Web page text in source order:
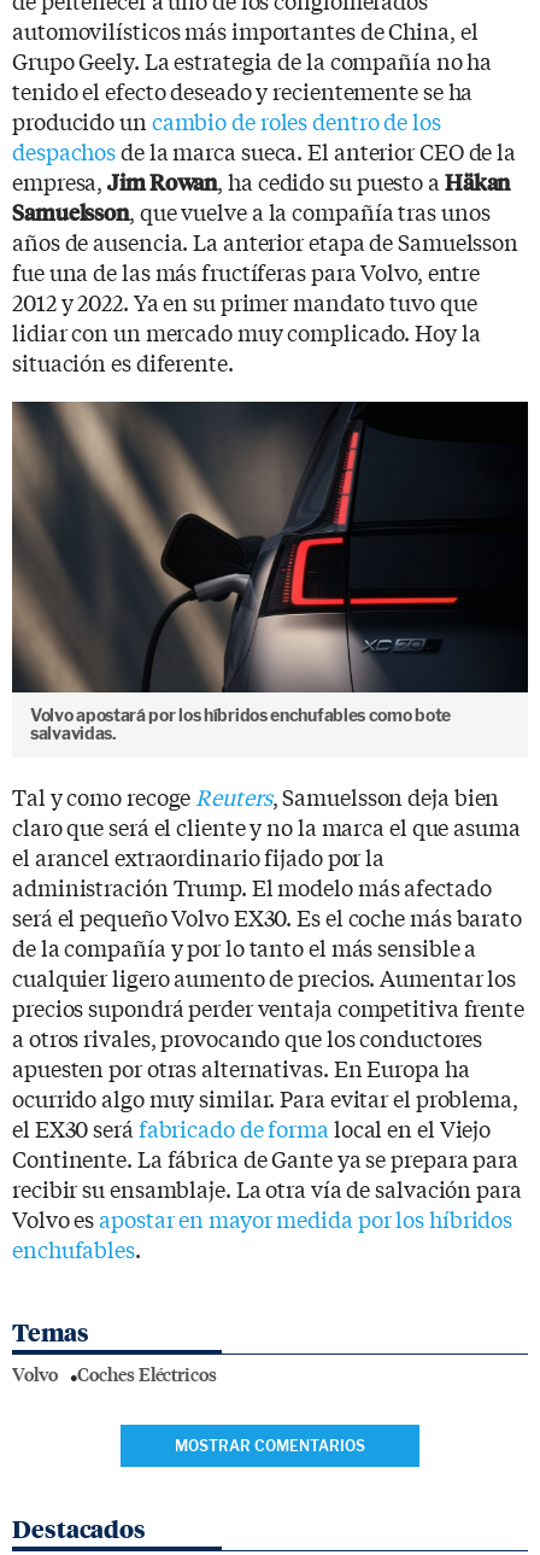
automovilísticos más importantes de China, el
Grupo Geely. La estrategia de la compañía no ha
tenido el efecto deseado y recientemente se ha
producido uncambio de roles dentro de los
despachosde la marca sueca. El anterior CEO de la
empresa,Jim Rowan, ha cedido su puesto a Häkan
Samuelsson, que vuelve a la compañía tras unos
años de ausencia. La anterior etapa de Samuelsson
fue una de las más fructíferas para Volvo, entre
2012 y 2022. Ya en su primer mandato tuvo que
lidiar con un mercado muy complicado. Hoy la
situación es diferente.
Volvo apostará por los híbridos enchufables como bote
salvavidas.
Tal y como recoge Reuters, Samuelsson deja bien
claro que será el cliente y no la marca el que asuma
el arancel extraordinario fijado por la
administración Trump. El modelo más afectado
será el pequeño Volvo EX30. Es el coche más barato
de la compañía y por lo tanto el más sensible a
cualquier ligero aumento de precios. Aumentar los
precios supondrá perder ventaja competitiva frente
a otros rivales, provocando que los conductores
apuesten por otras alternativas. En Europa ha
ocurrido algo muy similar. Para evitar el problema,
el EX30 será fabricado de forma local en el Viejo
Continente. La fábrica de Gante ya se prepara para
recibir su ensamblaje. La otra vía de salvación para
Volvo esapostar en mayor medida por los híbridos
enchufables.
Temas
Volvo Coches Eléctricos
MOSTRAR COMENTARIOS
Destacados